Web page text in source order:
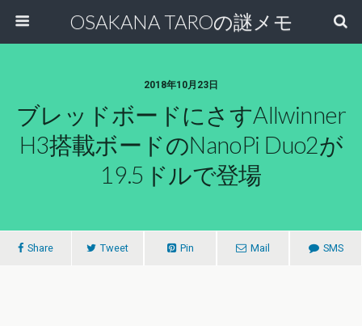
OSAKANA TAROの謎メモ
2018年10月23日
ブレッドボードにさすAllwinner
H3搭載ボードのNanoPi Duo2が
19.5ドルで登場
Share Tweet Pin Mail SMS